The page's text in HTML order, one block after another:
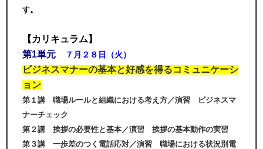
す。
【カリキュラム】
第1単元
７ 月２８日（火）
ビジネスマナーの基本と好感を得るコミュニケーシ
ョン
第１講 職場ルールと組織における考え方／演習 ビジネスマ
ナーチェック
第２講 挨拶の必要性と基本／演習 挨拶の基本動作の実習
第３講 一歩差のつく電話応対／演習 職場における状況別電